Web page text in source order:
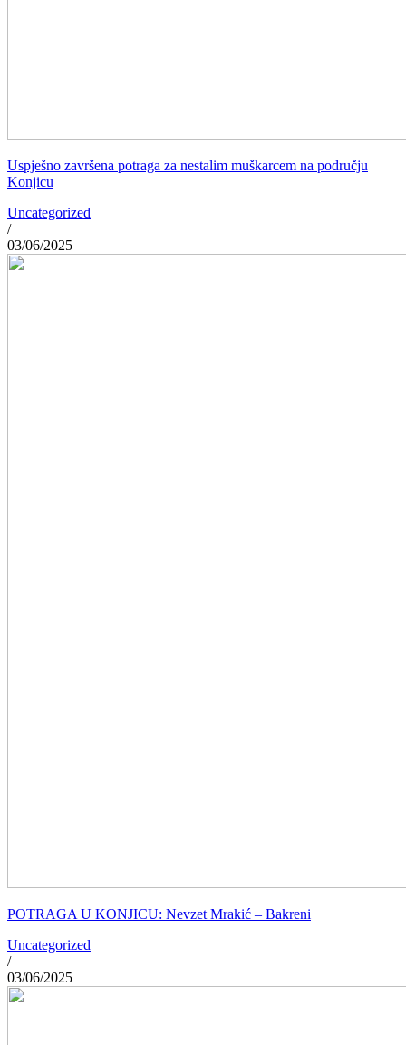
Uspješno završena potraga za nestalim muškarcem na području
Konjicu
Uncategorized
/
03/06/2025
POTRAGA U KONJICU: Nevzet Mrakić – Bakreni
Uncategorized
/
03/06/2025